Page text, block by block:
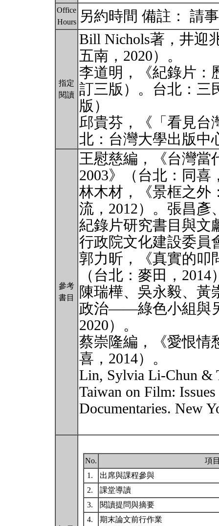
Office
Hours
另約時間 備註： 請
指定
閱讀
Bill Nichols著，井迎
五南，2020）。
李道明，《紀錄片：
訂三版）。台北：三
版）
邱貴芬，《「看見台
北：台灣大學出版中
參考
書目
王慰慈編，《台灣當
2003》（台北：同喜
林木材，《景框之外
流，2012）。張昌
紀錄片研究書目與文
行政院文化建設委員
郭力昕，《真實的叩
（台北：麥田，2014
陳瑞樺、吳永毅、黃
政治——綠色小組與
2020）。
蔡崇隆編，《愛恨情
喜，2014）。
Lin, Sylvia Li-Chun &
Taiwan on Film:
Documentaries. New
No.
項
1.
出席與課程參與
2.
課堂導讀
3.
閱讀提問與摘要
4.
期末論文前行作業